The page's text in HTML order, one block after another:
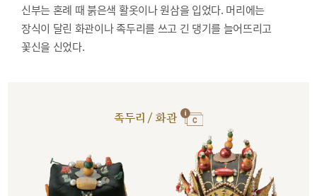
신부는 혼례 때 붉은색 활옷이나 원삼을 입었다. 머리에는
장식이 달린 화관이나 족두리를 쓰고 긴 댕기를 늘어뜨리고
꽃신을 신었다.
족두리 / 화관